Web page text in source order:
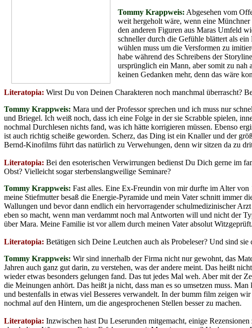
Tommy Krappweis: Abgesehen vom
weit hergeholt wäre, wenn eine
den anderen Figuren aus Maras Umfeld
schneller durch die Gefühle blättert als
wühlen muss um die Versformen zu
habe während des Schreibens der
ursprünglich ein Mann, aber somit zu nah
keinen Gedanken mehr, denn das wäre
Literatopia: Wirst Du von Deinen Charakteren noch manchmal überrascht?
Tommy Krappweis: Mara und der Professor sprechen und ich muss nur
und Briegel. Ich weiß noch, dass ich eine Folge in der sie Scrabble spielen,
nochmal Durchlesen nichts fand, was ich hätte korrigieren müssen. Ebenso
ist auch richtig scheiße geworden. Scherz, das Ding ist ein Knaller und der
Bernd-Kinofilms führt das natürlich zu Verwehungen, denn wir sitzen da zu
Literatopia: Bei den esoterischen Verwirrungen bedienst Du Dich gerne im
Obst? Vielleicht sogar sterbenslangweilige Seminare?
Tommy Krappweis: Fast alles. Eine Ex-Freundin von mir durfte im Alter
meine Stiefmutter besaß die Energie-Pyramide und mein Vater schnitt immer
Wallungen und bevor dann endlich ein hervorragender schulmedizinischer
eben so macht, wenn man verdammt noch mal Antworten will und nicht der
über Mara. Meine Familie ist vor allem durch meinen Vater absolut Witzgeprüft.
Literatopia: Betätigen sich Deine Leutchen auch als Probeleser? Und sind
Tommy Krappweis: Wir sind innerhalb der Firma nicht nur gewohnt, das
Jahren auch ganz gut darin, zu verstehen, was der andere meint. Das heißt
wieder etwas besonders gelungen fand. Das tut jedes Mal weh. Aber mit der
die Meinungen anhört. Das heißt ja nicht, dass man es so umsetzen muss.
und bestenfalls in etwas viel Besseres verwandelt. In der bumm film zeigen
nochmal auf den Hintern, um die angesprochenen Stellen besser zu machen.
Literatopia: Inzwischen hast Du Leserunden mitgemacht, einige